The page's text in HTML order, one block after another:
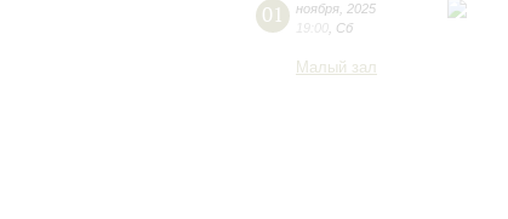
01 ноября 2025
19:00 Сб
Малый зал